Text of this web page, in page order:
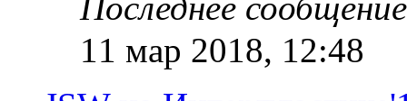
11 мар 2018, 12:48